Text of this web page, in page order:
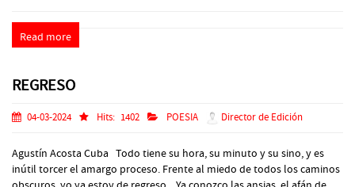
Read more
REGRESO
04-03-2024 Hits: 1402 POESIA Director de Edición
Agustín Acosta Cuba Todo tiene su hora, su minuto y su sino, y es
inútil torcer el amargo proceso. Frente al miedo de todos los caminos